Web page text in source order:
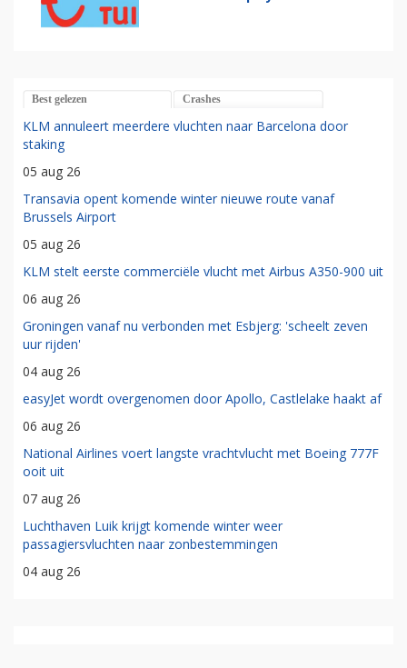
Best gelezen Crashes
KLM annuleert meerdere vluchten naar Barcelona door
staking
05 aug 26
Transavia opent komende winter nieuwe route vanaf
Brussels Airport
05 aug 26
KLM stelt eerste commerciële vlucht met Airbus A350-900 uit
06 aug 26
Groningen vanaf nu verbonden met Esbjerg: 'scheelt zeven
uur rijden'
04 aug 26
easyJet wordt overgenomen door Apollo, Castlelake haakt af
06 aug 26
National Airlines voert langste vrachtvlucht met Boeing 777F
ooit uit
07 aug 26
Luchthaven Luik krijgt komende winter weer
passagiersvluchten naar zonbestemmingen
04 aug 26